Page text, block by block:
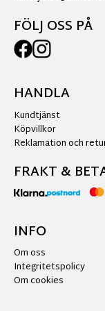
FÖLJ OSS PÅ
HANDLA
Kundtjänst
Köpvillkor
Reklamation och
FRAKT &
INFO
Om oss
Integritetspolicy
Om cookies